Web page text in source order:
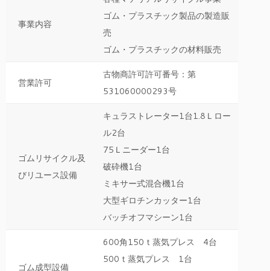
事業内容
ゴム・プラスチック製品の製造販
売
ゴム・プラスチックの材料販売
営業許可
古物商許可許可番号：第
531060000293号
ゴムリサイクル及
びリユース設備
キュラストレーター1台1.8Ｌロー
ル2台
75Ｌニーダー1台
破砕機1台
ミキサー式混合機1台
大型ギロチンカッター1台
バッチオフマシーン1台
ゴム成型設備
600角150ｔ蒸気プレス 4台
500ｔ蒸気プレス 1台